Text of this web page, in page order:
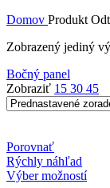
Domov Produkt
Zobrazený jediný
Bočný panel
Zobraziť 15 30 45
Porovnať
Rýchly náhľad
Výber možnostíTento